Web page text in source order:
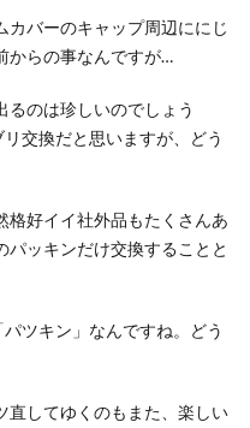
カバーのキャップ周辺ににじ
からの事なんですが…
るのは珍しいのでしょう
交換だと思いますが、どう
格好イイ社外品もたくさんあ
パッキンだけ交換することと
ツキン」なんですね。どう
直してゆくのもまた、楽しい